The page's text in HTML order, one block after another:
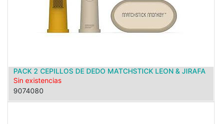
PACK 2 CEPILLOS DE DEDO MATCHSTICK LEON & JIRAFA
Sin existencias
9074080